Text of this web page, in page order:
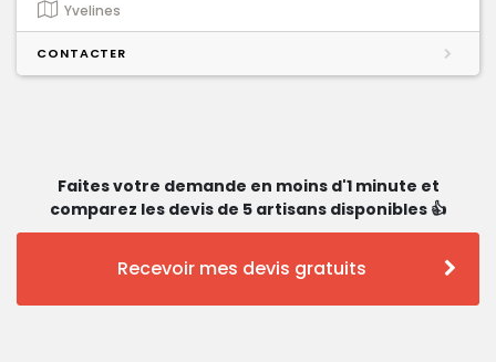
Yvelines
CONTACTER
Faites votre demande en moins d'1 minute et
comparez les devis de 5 artisans disponibles 👍
Recevoir mes devis gratuits